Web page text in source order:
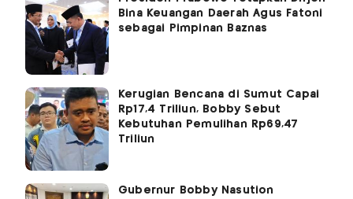
Bina Keuangan Daerah Agus Fatoni
sebagai Pimpinan Baznas
Kerugian Bencana di Sumut Capai
Rp17,4 Triliun, Bobby Sebut
Kebutuhan Pemulihan Rp69,47
Triliun
Gubernur Bobby Nasution